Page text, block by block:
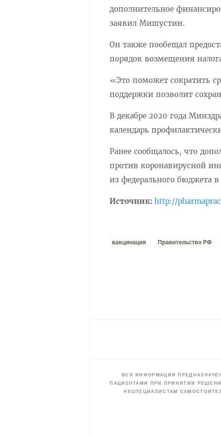
дополнительное
заявил Мишустин.
Он также пообещал
порядок возмещения
«Это поможет сократить
поддержки позволит
В декабре 2020 года
календарь
Ранее сообщалось, что
против коронавирусной
из федерального бюджета
Источник: http://
вакцинация Правительство РФ
ВСЯ ИНФОРМАЦИЯ
ПАЦИЕНТАМИ ПРИ ПРИНЯТИИ
НЕСПЕЦИАЛИСТАМ